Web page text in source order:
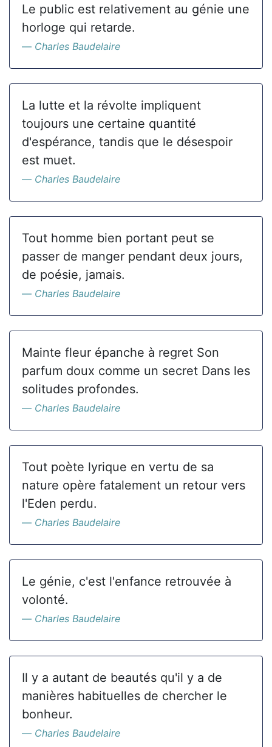
Le public est relativement au génie une
horloge qui retarde.
Charles Baudelaire
La lutte et la révolte impliquent
toujours une certaine quantité
d'espérance, tandis que le désespoir
est muet.
Charles Baudelaire
Tout homme bien portant peut se
passer de manger pendant deux jours,
de poésie, jamais.
Charles Baudelaire
Mainte fleur épanche à regret Son
parfum doux comme un secret Dans les
solitudes profondes.
Charles Baudelaire
Tout poète lyrique en vertu de sa
nature opère fatalement un retour vers
l'Eden perdu.
Charles Baudelaire
Le génie, c'est l'enfance retrouvée à
volonté.
Charles Baudelaire
Il y a autant de beautés qu'il y a de
manières habituelles de chercher le
bonheur.
Charles Baudelaire